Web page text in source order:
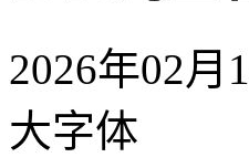
2026年02
大字体